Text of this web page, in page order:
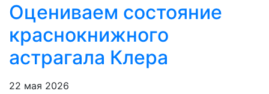
Оцениваем состояние
краснокнижного
астрагала Клера
22 мая 2026